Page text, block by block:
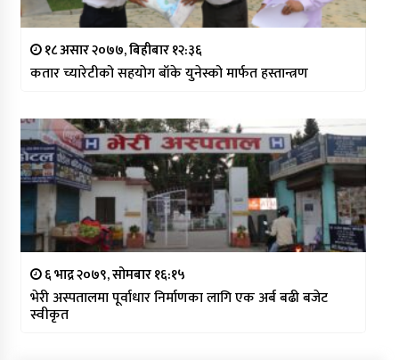
१८ असार २०७७, बिहीबार १२:३६
कतार च्यारेटीको सहयोग बाँके युनेस्को मार्फत हस्तान्त्रण
६ भाद्र २०७९, सोमबार १६:१५
भेरी अस्पतालमा पूर्वाधार निर्माणका लागि एक अर्ब बढी बजेट
स्वीकृत